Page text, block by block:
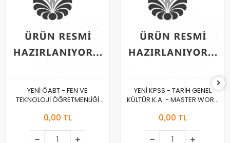
YENİ ÖABT - FEN VE
TEKNOLOJİ ÖĞRETMENLİĞİ
0,00 TL
YENİ KPSS - TARİH GENEL
KÜLTÜR K.A. - MASTER WORK
0,00 TL